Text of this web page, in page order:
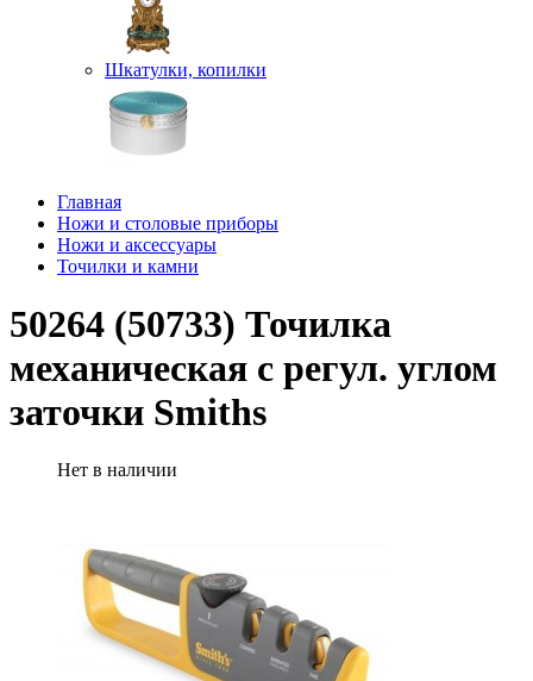
Шкатулки, копилки
Главная
Ножи и столовые приборы
Ножи и аксессуары
Точилки и камни
50264 (50733) Точилка
механическая с регул. углом
заточки Smiths
Нет в наличии